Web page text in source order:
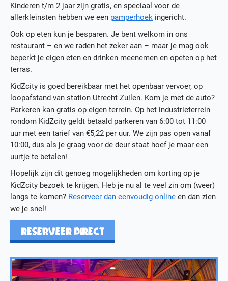
Kinderen t/m 2 jaar zijn gratis, en speciaal voor de
allerkleinsten hebben we een pamperhoek ingericht.
Ook op eten kun je besparen. Je bent welkom in ons
restaurant – en we raden het zeker aan – maar je mag ook
beperkt je eigen eten en drinken meenemen en opeten op het
terras.
KidZcity is goed bereikbaar met het openbaar vervoer, op
loopafstand van station Utrecht Zuilen. Kom je met de auto?
Parkeren kan gratis op eigen terrein. Op het industrieterrein
rondom KidZcity geldt betaald parkeren van 6:00 tot 11:00
uur met een tarief van €5,22 per uur. We zijn pas open vanaf
10:00, dus als je graag voor de deur staat hoef je maar een
uurtje te betalen!
Hopelijk zijn dit genoeg mogelijkheden om korting op je
KidZcity bezoek te krijgen. Heb je nu al te veel zin om (weer)
langs te komen? Reserveer dan eenvoudig online en dan zien
we je snel!
RESERVEER DIRECT